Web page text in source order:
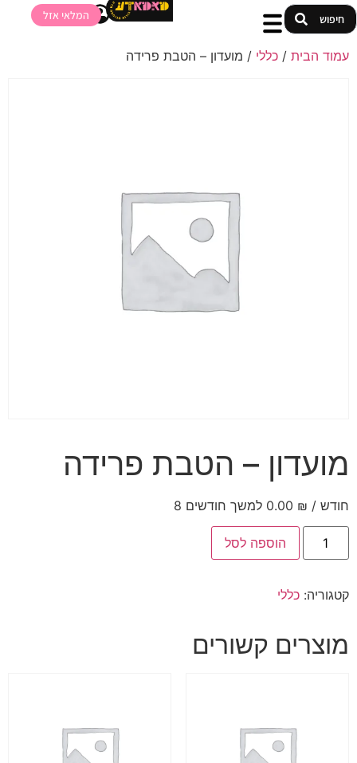
המלאי אזל
עמוד הבית / כללי / מועדון – הטבת פרידה
מועדון – הטבת פרידה
0.00 ₪ / חודש⁩ למשך ⁦8 חודשים⁩
הוספה לסל
קטגוריה: כללי
מוצרים קשורים